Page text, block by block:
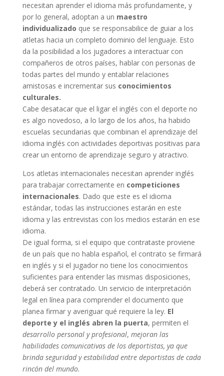
necesitan aprender el idioma más profundamente, y
por lo general, adoptan a un maestro
individualizado que se responsabilice de guiar a los
atletas hacia un completo dominio del lenguaje. Esto
da la posibilidad a los jugadores a interactuar con
compañeros de otros países, hablar con personas de
todas partes del mundo y entablar relaciones
amistosas e incrementar sus conocimientos
culturales.
Cabe desatacar que el ligar el inglés con el deporte no
es algo novedoso, a lo largo de los años, ha habido
escuelas secundarias que combinan el aprendizaje del
idioma inglés con actividades deportivas positivas para
crear un entorno de aprendizaje seguro y atractivo.
Los atletas internacionales necesitan aprender inglés
para trabajar correctamente en competiciones
internacionales. Dado que este es el idioma
estándar, todas las instrucciones estarán en este
idioma y las entrevistas con los medios estarán en ese
idioma.
De igual forma, si el equipo que contrataste proviene
de un país que no habla español, el contrato se firmará
en inglés y si el jugador no tiene los conocimientos
suficientes para entender las mismas disposiciones,
deberá ser contratado. Un servicio de interpretación
legal en línea para comprender el documento que
planea firmar y averiguar qué requiere la ley. El
deporte y el inglés abren la puerta, permiten el
desarrollo personal y profesional, mejoran las
habilidades comunicativas de los deportistas, ya que
brinda seguridad y estabilidad entre deportistas de cada
rincón del mundo.